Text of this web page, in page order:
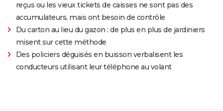
reçus ou les vieux tickets de caisses ne sont pas des
accumulateurs, mais ont besoin de contrôle
Du carton au lieu du gazon : de plus en plus de jardiniers
misent sur cette méthode
Des policiers déguisés en buisson verbalisent les
conducteurs utilisant leur téléphone au volant